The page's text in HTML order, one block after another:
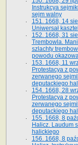
Instrukcya
sejm walny
151. 1668, 14
Uniwersał
152. 1668, 31
Trembowla.
szlachty
powodu
153. 1668, 11
Protestacya z
zerwanego
deputackiego
154. 1668, 28
Protestacya z
zerwanego
deputackiego
155. 1668, 8
Halicz. Laudum
halickiego
156. 1668, 8